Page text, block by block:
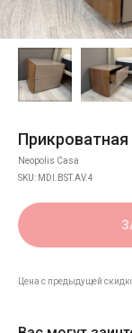
Neopolis Casa
SKU: MDI.BST.AV.4
Цена с предыдущей